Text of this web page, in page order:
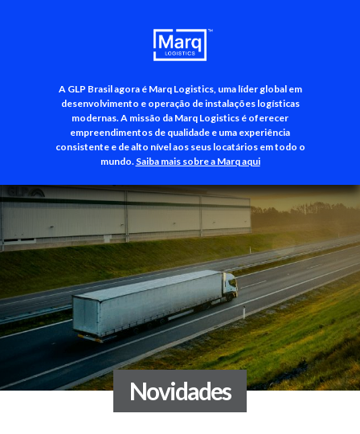
A GLP Brasil agora é Marq Logistics, uma líder global em
desenvolvimento e operação de instalações logísticas
modernas. A missão da Marq Logistics é oferecer
empreendimentos de qualidade e uma experiência
consistente e de alto nível aos seus locatários em todo o
mundo. Saiba mais sobre a Marq aqui
+55 (11) 3500-3700
Novidades